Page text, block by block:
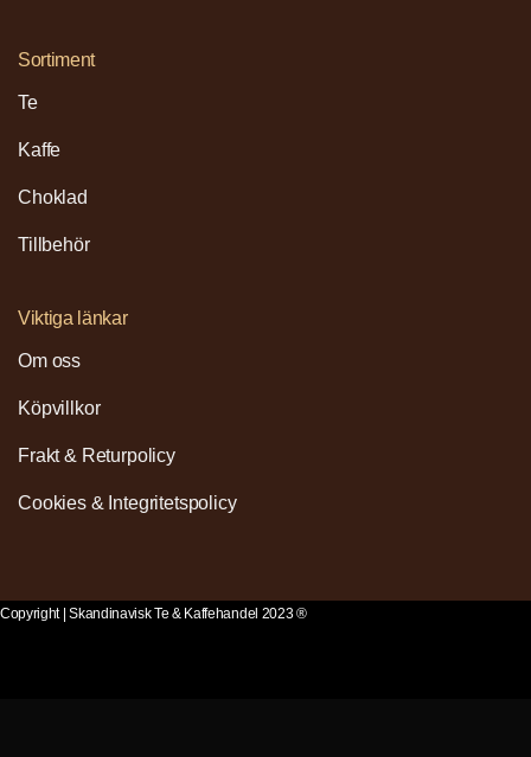
Sortiment
Te
Kaffe
Choklad
Tillbehör
Viktiga länkar
Om oss
Köpvillkor
Frakt & Returpolicy
Cookies & Integritetspolicy
Copyright | Skandinavisk Te & Kaffehandel 2023 ®